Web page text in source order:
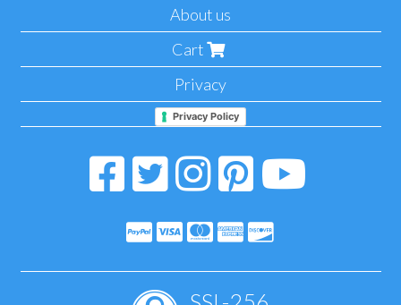
About us
Cart
Privacy
Privacy Policy